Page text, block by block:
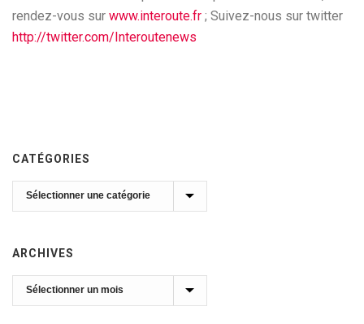
rendez-vous sur www.interoute.fr ; Suivez-nous sur twitter
http://twitter.com/Interoutenews
CATÉGORIES
Catégories
ARCHIVES
Archives